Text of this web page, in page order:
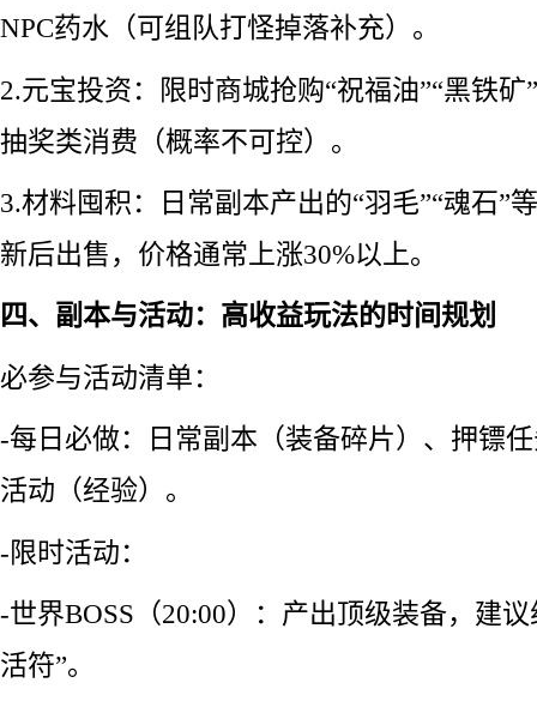
NPC药水（可组队打怪掉落补充）。
2.元宝投资：限时商城抢购“祝福油”“黑铁
抽奖类消费（概率不可控）。
3.材料囤积：日常副本产出的“羽毛”“魂石”
新后出售，价格通常上涨30%以上。
四、副本与活动：高收益玩法的时间规划
必参与活动清单：
-每日必做：日常副本（装备碎片）、押镖
活动（经验）。
-限时活动：
-世界BOSS（20:00）：产出顶级装备，建
活符”。